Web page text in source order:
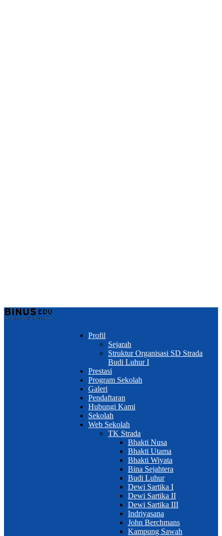
Profil
Sejarah
Struktur Organisasi SD Strada
Budi Luhur I
Prestasi
Program Sekolah
Galeri
Pendaftaran
Hubungi Kami
Sekolah
Web Sekolah
TK Strada
Bhakti Nusa
Bhakti Utama
Bhakti Wiyata
Bina Sejahtera
Budi Luhur
Dewi Sartika I
Dewi Sartika II
Dewi Sartika III
Indriyasana
John Berchmans
Kampung Sawah